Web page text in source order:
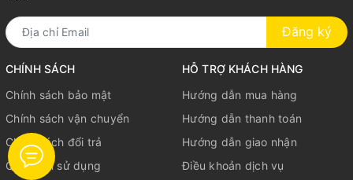
Đăng ký
CHÍNH SÁCH
Chính sách bảo mật
Chính sách vận chuyển
Chính sách đổi trả
Quy định sử dụng
HỖ TRỢ KHÁCH HÀNG
Hướng dẫn mua hàng
Hướng dẫn thanh toán
Hướng dẫn giao nhận
Điều khoản dịch vụ